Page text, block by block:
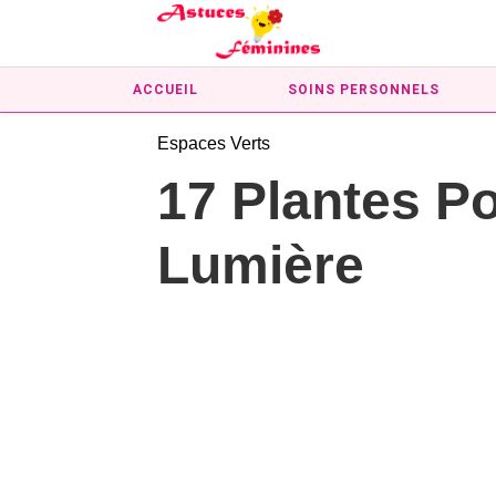
ACCUEIL SOINS PERSONNELS
Espaces Verts
17 Plantes
Lumière